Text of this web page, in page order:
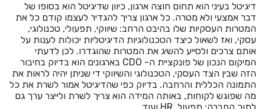
דיגיטל בעיני הוא תחום חוצה ארגון, כיוון שדיגיטל הוא בסופו של
דבר אמצעי ולא מטרה. כל ארגון צריך להגדיר לעצמו קודם כל את
המטרות העסקיות שלו בהיבט הרחב: שיווקי, תפעולי, טכנולוגי,
עסקי, ואז לשאול כיצד הטכנולוגיות הדיגיטליות יכולות לענות על
אותם צרכים ולסייע להשיג את המטרות שהוגדרו. לכן לדעתי
המיקום הנכון של פונקציית ה- CDO בארגונים הוא בדיוק בחיבור
הזה שבין הצד העסקי, הטכנולוגי והשיווקי די שניתן יהיה לראות את
התמונה הכללית והרחבה. בדיוק כפי שהדיגיטל אמור לשרת את כל
מה שפוגש לקוחות, באותה המידה הוא צריך לשרת ולייצר ערך גם